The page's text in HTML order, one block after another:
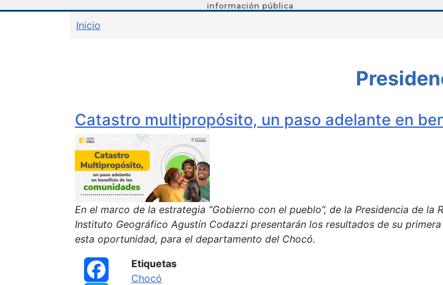
información pública
Sobrescribir enlaces de ayuda a la navegación
Inicio
Catastro multipropósito, un paso adelante en
En el marco de la estrategia “Gobierno con el pueblo”, de la Presidencia de
Instituto Geográfico Agustín Codazzi presentarán los resultados de su
esta oportunidad, para el departamento del Chocó.
Facebook
Etiquetas
Chocó